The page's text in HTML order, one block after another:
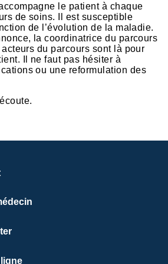
le patient à chaque
de soins. Il est susceptible
de l’évolution de la maladie.
la coordinatrice du parcours
du parcours sont là pour
Il ne faut pas hésiter à
ou une reformulation des